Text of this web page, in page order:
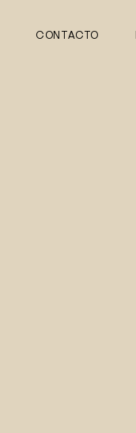
CONTACTO